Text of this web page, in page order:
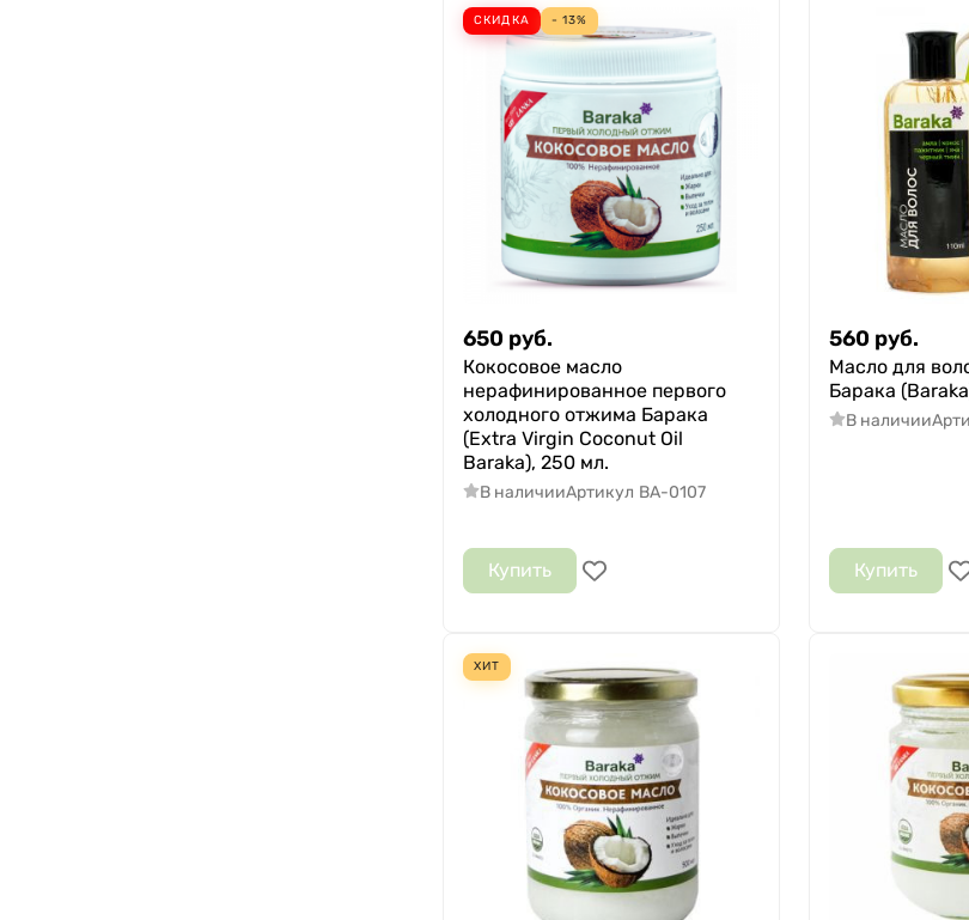
СКИДКА - 13%
650 руб.
Кокосовое масло
нерафинированное первого
холодного отжима Барака
(Extra Virgin Coconut Oil
Baraka), 250 мл.
В наличииАртикул BA-0107
Купить
560 руб.
Масло для
Барака
В наличии
Купить
ХИТ